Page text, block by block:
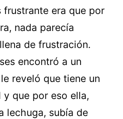
frustrante era que por
nada parecía
de frustración.
encontró a un
reveló que tiene un
que por eso ella,
lechuga, subía de